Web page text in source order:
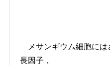
メサンギウム細胞には
長因子，